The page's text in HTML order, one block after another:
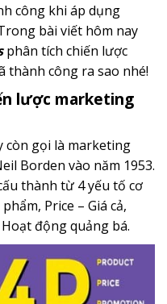
công khi áp dụng
bài viết hôm nay
phân tích chiến lược
thành công ra sao nhé!
lược marketing
còn gọi là marketing
Borden vào năm 1953.
thành từ 4 yếu tố cơ
Price – Giá cả,
động quảng bá.